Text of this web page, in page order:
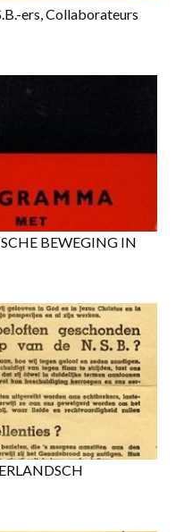
ers, Collaborateurs
BEWEGING IN